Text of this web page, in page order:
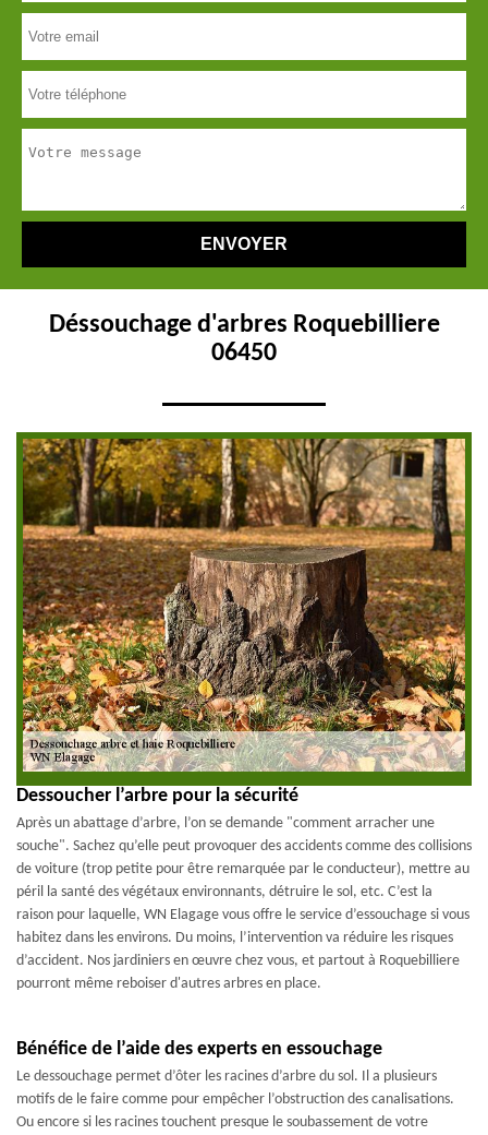
Déssouchage d'arbres Roquebilliere
06450
Dessoucher l’arbre pour la sécurité
Après un abattage d’arbre, l’on se demande "comment arracher une
souche". Sachez qu’elle peut provoquer des accidents comme des collisions
de voiture (trop petite pour être remarquée par le conducteur), mettre au
péril la santé des végétaux environnants, détruire le sol, etc. C’est la
raison pour laquelle, WN Elagage vous offre le service d’essouchage si vous
habitez dans les environs. Du moins, l’intervention va réduire les risques
d’accident. Nos jardiniers en œuvre chez vous, et partout à Roquebilliere
pourront même reboiser d'autres arbres en place.
Bénéfice de l’aide des experts en essouchage
Le dessouchage permet d’ôter les racines d’arbre du sol. Il a plusieurs
motifs de le faire comme pour empêcher l’obstruction des canalisations.
Ou encore si les racines touchent presque le soubassement de votre